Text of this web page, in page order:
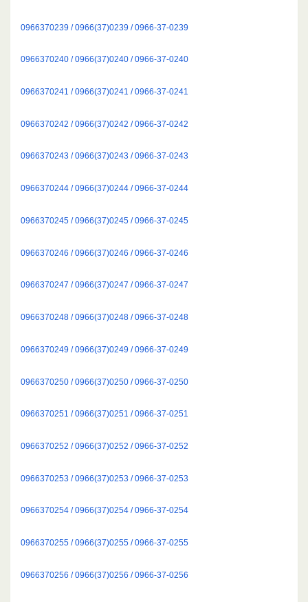
0966370239 / 0966(37)0239 / 0966-37-0239
0966370240 / 0966(37)0240 / 0966-37-0240
0966370241 / 0966(37)0241 / 0966-37-0241
0966370242 / 0966(37)0242 / 0966-37-0242
0966370243 / 0966(37)0243 / 0966-37-0243
0966370244 / 0966(37)0244 / 0966-37-0244
0966370245 / 0966(37)0245 / 0966-37-0245
0966370246 / 0966(37)0246 / 0966-37-0246
0966370247 / 0966(37)0247 / 0966-37-0247
0966370248 / 0966(37)0248 / 0966-37-0248
0966370249 / 0966(37)0249 / 0966-37-0249
0966370250 / 0966(37)0250 / 0966-37-0250
0966370251 / 0966(37)0251 / 0966-37-0251
0966370252 / 0966(37)0252 / 0966-37-0252
0966370253 / 0966(37)0253 / 0966-37-0253
0966370254 / 0966(37)0254 / 0966-37-0254
0966370255 / 0966(37)0255 / 0966-37-0255
0966370256 / 0966(37)0256 / 0966-37-0256